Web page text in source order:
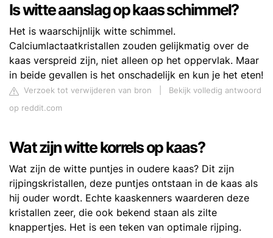
Is witte aanslag op kaas schimmel?
Het is waarschijnlijk witte schimmel.
Calciumlactaatkristallen zouden gelijkmatig over de
kaas verspreid zijn, niet alleen op het oppervlak. Maar
in beide gevallen is het onschadelijk en kun je het eten!
Verzoek tot verwijderen van bron
Bekijk volledig antwoord
op reddit.com
Wat zijn witte korrels op kaas?
Wat zijn de witte puntjes in oudere kaas? Dit zijn
rijpingskristallen, deze puntjes ontstaan in de kaas als
hij ouder wordt. Echte kaaskenners waarderen deze
kristallen zeer, die ook bekend staan als zilte
knappertjes. Het is een teken van optimale rijping.